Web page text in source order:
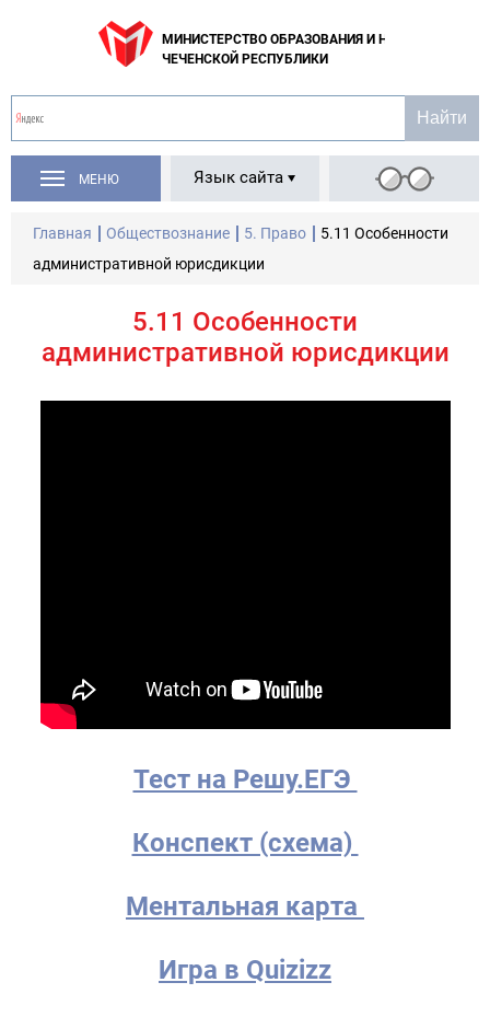
МИНИСТЕРСТВО ОБРАЗОВАНИЯ И НАУКИ
ЧЕЧЕНСКОЙ РЕСПУБЛИКИ
МЕНЮ Язык сайта
Главная Обществознание 5. Право
5.11 Особенности
административной юрисдикции
5.11 Особенности
административной юрисдикции
Тест на Решу.ЕГЭ
Конспект (схема)
Ментальная карта
Игра в Quizizz